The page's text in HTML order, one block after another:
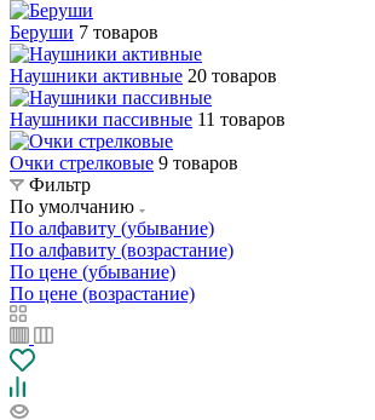
Беруши 7 товаров
Наушники активные 20 товаров
Наушники пассивные 11 товаров
Очки стрелковые 9 товаров
Фильтр
По умолчанию
По алфавиту (убывание)
По алфавиту (возрастание)
По цене (убывание)
По цене (возрастание)